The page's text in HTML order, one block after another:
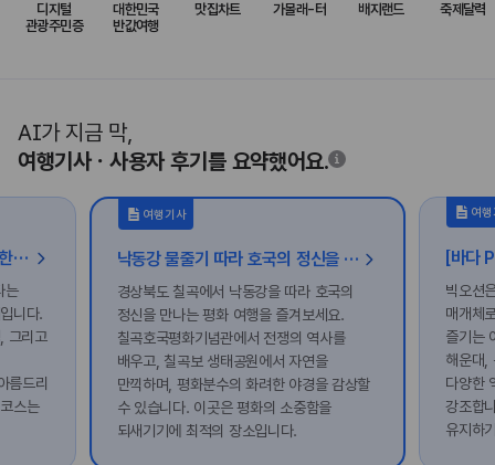
디지털
관광주민증
대한민국
반값여행
맛집차트 가볼래-터 배지랜드 축제달력
AI가 지금 막,
여행기사ㆍ사용자 후기를 요약했어요.
성밖숲에서 펼쳐진 밤의 축제, 대한민국 밤밤페스타
는
니다.
그리고
름드리
스는
여행기사
낙동강 물줄기 따라 호국의 정신을 만나는 칠곡 평화 여행
경상북도 칠곡에서 낙동강을 따라 호국의
정신을 만나는 평화 여행을 즐겨보세요.
칠곡호국평화기념관에서 전쟁의 역사를
배우고, 칠곡보 생태공원에서 자연을
만끽하며, 평화분수의 화려한 야경을 감상할
수 있습니다. 이곳은 평화의 소중함을
되새기기에 최적의 장소입니다.
여
빅오션
매개체
즐기는
해운대,
다양한
강조합
유지하